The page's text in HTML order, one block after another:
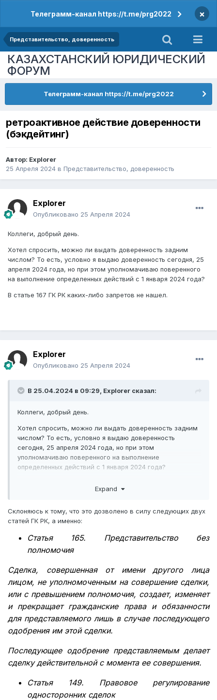
Телеграмм-канал https://t.me/prg2022 ×
Представительство, доверенность
КАЗАХСТАНСКИЙ ЮРИДИЧЕСКИЙ
ФОРУМ
Телеграмм-канал https://t.me/prg2022
ретроактивное действие доверенности
(бэкдейтинг)
Автор: Explorer
25 Апреля 2024 в Представительство, доверенность
Explorer
Опубликовано 25 Апреля 2024
Коллеги, добрый день.
Хотел спросить, можно ли выдать доверенность задним
числом? То есть, условно я выдаю доверенность сегодня, 25
апреля 2024 года, но при этом уполномачиваю поверенного
на выполнение определенных действий с 1 января 2024 года?
В статье 167 ГК РК каких-либо запретов не нашел.
Explorer
Опубликовано 25 Апреля 2024
В 25.04.2024 в 09:29, Explorer сказал:
Коллеги, добрый день.
Хотел спросить, можно ли выдать доверенность задним
числом? То есть, условно я выдаю доверенность
сегодня, 25 апреля 2024 года, но при этом
уполномачиваю поверенного на выполнение
определенных действий с 1 января 2024 года?
Expand
Склоняюсь к тому, что это дозволено в силу следующих двух
статей ГК РК, а именно:
Статья 165.
Представительство без
полномочия
Сделка, совершенная от имени другого лица
лицом, не уполномоченным на совершение сделки,
или с превышением полномочия, создает, изменяет
и прекращает гражданские права и обязанности
для представляемого лишь в случае последующего
одобрения им этой сделки.
Последующее одобрение представляемым делает
сделку действительной с момента ее совершения.
Статья 149. Правовое
регулирование
односторонних сделок